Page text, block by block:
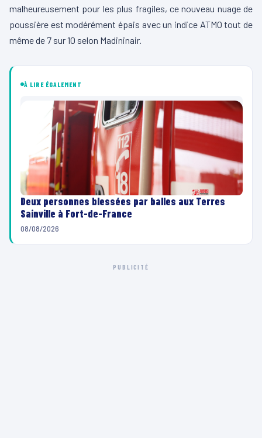
malheureusement pour les plus fragiles, ce nouveau nuage de
poussière est modérément épais avec un indice ATMO tout de
même de 7 sur 10 selon Madininair.
À LIRE ÉGALEMENT
Deux personnes blessées par balles aux Terres
Sainville à Fort-de-France
08/08/2026
PUBLICITÉ